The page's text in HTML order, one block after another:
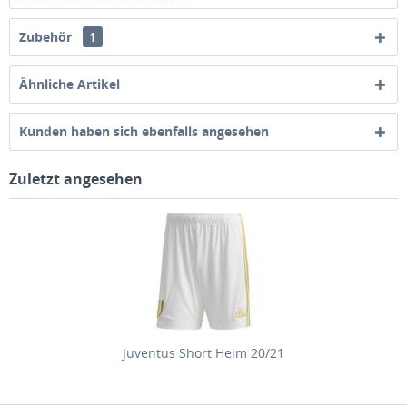
Zubehör 1
Ähnliche Artikel
Kunden haben sich ebenfalls angesehen
Zuletzt angesehen
Juventus Short Heim 20/21